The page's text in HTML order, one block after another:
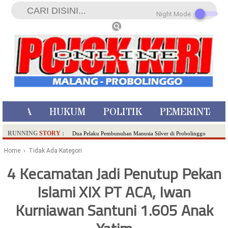
HUKUM POLITIK
RUNNING STORY : Dua Pelaku Pembunuhan Manusia Silver di Probolinggo
Literasi Melalui LASKAR JODA, Usung Filosofi Gelar Sehelai
Ambulance Dari Berbagai Daerah Padati Kota Wisata Batu
Hadirkan Tujuh Sapta Pesona Wisata di Amfiteater, Mikutopia
Buka Rekrutmen Karyawan,Berikut Kualifikasinya
Home › Tidak Ada Kategori
4 Kecamatan Jadi Penutup Pekan
Islami XIX PT ACA, Iwan
Kurniawan Santuni 1.605 Anak
Night Mode